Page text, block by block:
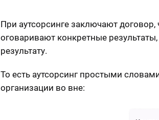
При аутсорсинге заключают договор,
оговаривают конкретные
результату.
То есть аутсорсинг простыми
организации во вне: